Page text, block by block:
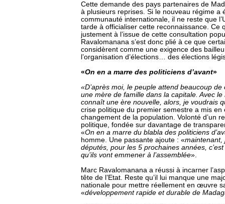
Cette demande des pays partenaires de
à plusieurs reprises. Si le nouveau régime a
communauté internationale, il ne reste que
tarde à officialiser cette reconnaissance. Ce
justement à l’issue de cette consultation
Ravalomanana s’est donc plié à ce que
considèrent comme une exigence des
l’organisation d’élections… des élections
«On en a marre des politiciens d’avant»
«D’après moi, le peuple attend beaucoup
une mère de famille dans la capitale. Avec
connaît une ère nouvelle, alors, je voudrais
crise politique du premier semestre a mis en
changement de la population. Volonté d’un
politique, fondée sur davantage de
«On en a marre du blabla des politiciens
homme. Une passante ajoute : «maintenant,
députés, pour les 5 prochaines années,
qu’ils vont emmener à l’assemblée».
Marc Ravalomanana a réussi à incarner
tête de l’Etat. Reste qu’il lui manque une
nationale pour mettre réellement en œuvre
«développement rapide et durable de